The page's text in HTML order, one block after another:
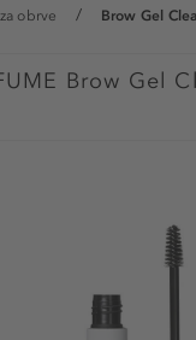
obrve Brow Gel
Brow Gel